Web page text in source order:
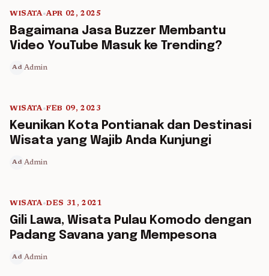
5 min read
WISATA•APR 02, 2025
Bagaimana Jasa Buzzer Membantu
Video YouTube Masuk ke Trending?
Ad Admin
5 min read
WISATA•FEB 09, 2023
Keunikan Kota Pontianak dan Destinasi
Wisata yang Wajib Anda Kunjungi
Ad Admin
5 min read
WISATA•DES 31, 2021
Gili Lawa, Wisata Pulau Komodo dengan
Padang Savana yang Mempesona
Ad Admin